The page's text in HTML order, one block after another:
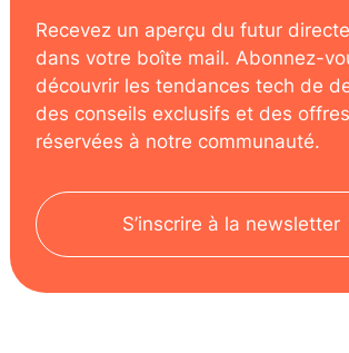
Recevez un aperçu du futur
dans votre boîte mail. Abonnez-
découvrir les tendances tech de
des conseils exclusifs et des offres
réservées à notre communauté.
S’inscrire à la newsletter